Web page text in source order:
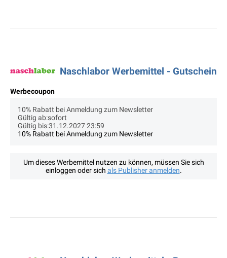
Naschlabor Werbemittel - Gutschein
Werbecoupon
10% Rabatt bei Anmeldung zum Newsletter
Gültig ab:sofort
Gültig bis:31.12.2027 23:59
10% Rabatt bei Anmeldung zum Newsletter
Um dieses Werbemittel nutzen zu können, müssen Sie sich
einloggen oder sich als Publisher anmelden.